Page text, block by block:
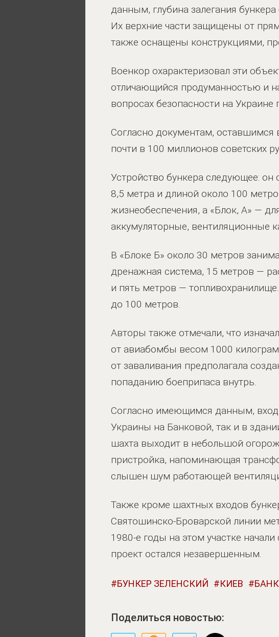
данным, глубина залегания
Их верхние части защищены от
также оснащены конструкциями,
Военкор охарактеризовал эти
отличающийся продуманностью и
вопросах безопасности на Украине
Согласно документам, оставшимся
почти в 100 миллионов советских
Устройство бункера следующее: он
8,5 метра и длиной около 100
жизнеобеспечения, а «Блок, А» —
аккумуляторные, вентиляционные
В «Блоке Б» около 30 метров
дренажная система, 15 метров —
и пять метров —
до 100 метров.
Авторы также отмечали, что
от авиабомбы весом 1000
от заваливания предполагала
попаданию боеприпаса внутрь.
Согласно имеющимся данным,
Украины на Банковой, так и в
шахта выходит в небольшой
пристройка, напоминающая
слышен шум работающей
Также кроме шахтных входов
Святошинско-Броварской линии
1980-е годы на этом участке
проект остался незавершенным.
БУНКЕР ЗЕЛЕНСКИЙ КИЕВ
Поделиться новостью: